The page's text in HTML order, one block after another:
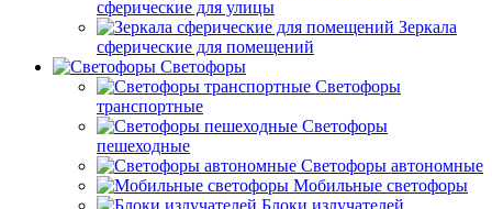
сферические для улицы
Зеркала
сферические для помещений
Светофоры
Светофоры
транспортные
Светофоры
пешеходные
Светофоры автономные
Мобильные светофоры
Блоки излучателей